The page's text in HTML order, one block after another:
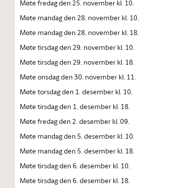
Møte fredag den 25. november kl. 10.
Møte mandag den 28. november kl. 10.
Møte mandag den 28. november kl. 18.
Møte tirsdag den 29. november kl. 10.
Møte tirsdag den 29. november kl. 18.
Møte onsdag den 30. november kl. 11.
Møte torsdag den 1. desember kl. 10.
Møte tirsdag den 1. desember kl. 18.
Møte fredag den 2. desember kl. 09.
Møte mandag den 5. desember kl. 10.
Møte mandag den 5. desember kl. 18.
Møte tirsdag den 6. desember kl. 10.
Møte tirsdag den 6. desember kl. 18.